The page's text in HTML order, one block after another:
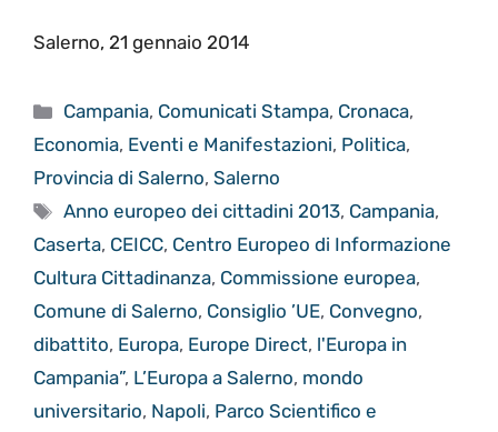
Salerno, 21 gennaio 2014
Categorie
Campania, Comunicati Stampa, Cronaca,
Economia, Eventi e Manifestazioni, Politica,
Provincia di Salerno, Salerno
Tag
Anno europeo dei cittadini 2013, Campania,
Caserta, CEICC, Centro Europeo di Informazione
Cultura Cittadinanza, Commissione europea,
Comune di Salerno, Consiglio ’UE, Convegno,
dibattito, Europa, Europe Direct, l'Europa in
Campania”, L’Europa a Salerno, mondo
universitario, Napoli, Parco Scientifico e